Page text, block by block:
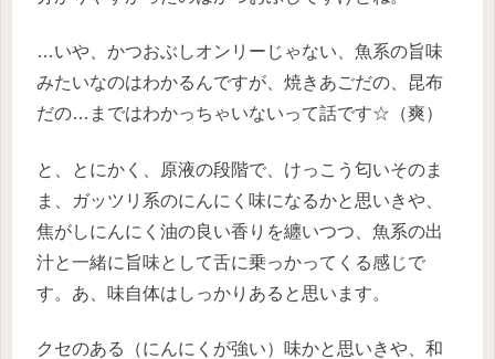
…いや、かつおぶしオンリーじゃない、魚系の旨味
みたいなのはわかるんですが、焼きあごだの、昆布
だの…まではわかっちゃいないって話です☆（爽）
と、とにかく、原液の段階で、けっこう匂いそのま
ま、ガッツリ系のにんにく味になるかと思いきや、
焦がしにんにく油の良い香りを纏いつつ、魚系の出
汁と一緒に旨味として舌に乗っかってくる感じで
す。あ、味自体はしっかりあると思います。
クセのある（にんにくが強い）味かと思いきや、和